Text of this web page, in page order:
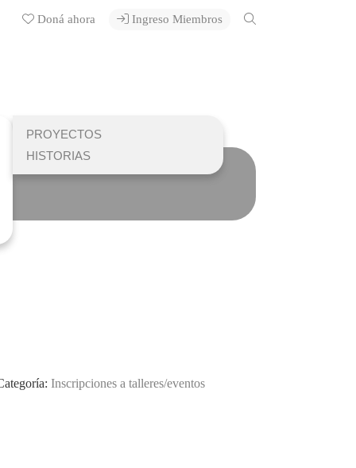
Doná ahora Ingreso Miembros
PROYECTOS
HISTORIAS
Inscripciones a talleres/eventos